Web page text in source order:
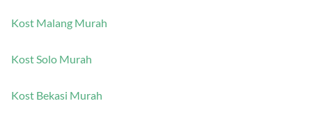
Kost Malang Murah
Kost Solo Murah
Kost Bekasi Murah